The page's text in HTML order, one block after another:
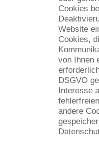
Cookies
Website
Cookies,
von Ihnen
DSGVO
Interesse
andere